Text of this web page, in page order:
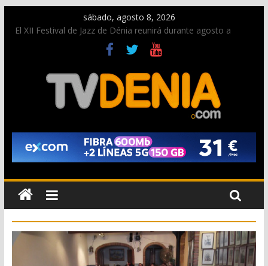
sábado, agosto 8, 2026
El XII Festival de Jazz de Dénia reunirá durante agosto a
figuras nacionales e internacionales en los Jardins de
Una nueva oportunidad para donar sangre en Cruz Roja
El bando moro protagonista en la Segunda Entraeta Festera
Paco Adsuar dona al Arxiu de Dénia más de 50.000 imágenes
La Entraeta Festera llena de ambiente la calle Marqués de
Campo con la recepción a la Capitanía Cristiana